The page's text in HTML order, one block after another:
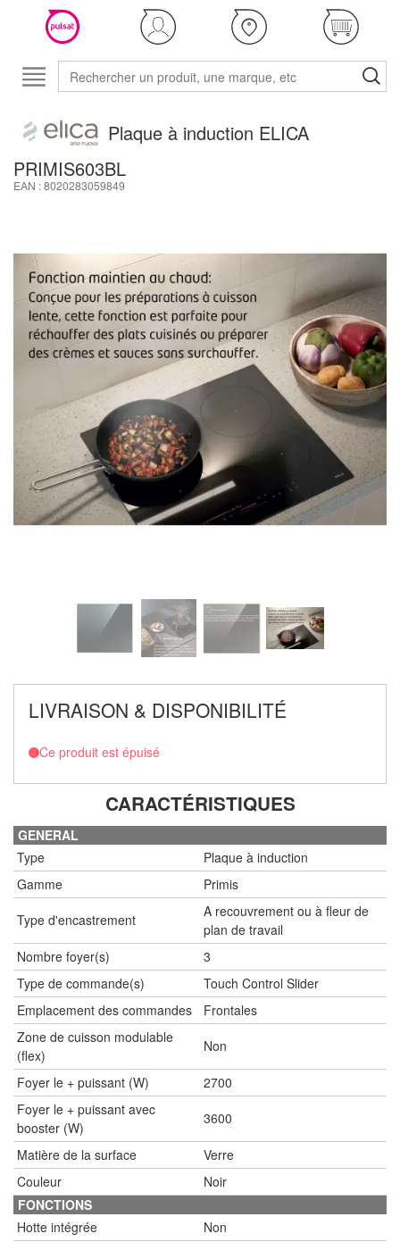
Plaque à induction ELICA
PRIMIS603BL
EAN : 8020283059849
LIVRAISON & DISPONIBILITÉ
Ce produit est épuisé
CARACTÉRISTIQUES
GENERAL
Type
Plaque à induction
Gamme
Primis
Type d'encastrement
A recouvrement ou à fleur de
plan de travail
Nombre foyer(s)
3
Type de commande(s)
Touch Control Slider
Emplacement des commandes
Frontales
Zone de cuisson modulable
(flex)
Non
Foyer le + puissant (W)
2700
Foyer le + puissant avec
booster (W)
3600
Matière de la surface
Verre
Couleur
Noir
FONCTIONS
Hotte intégrée
Non